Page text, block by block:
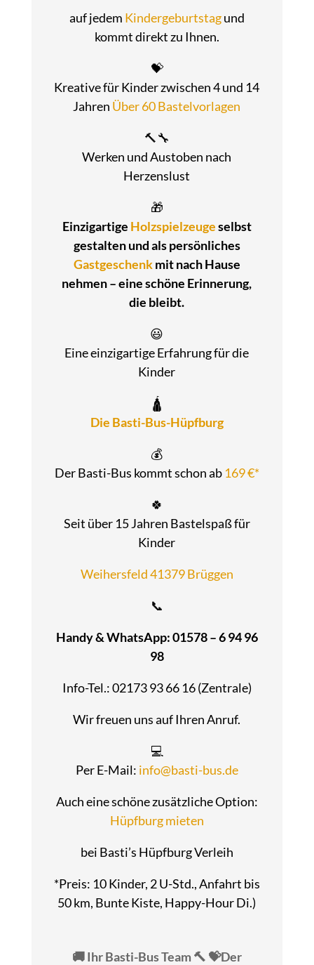
auf jedem Kindergeburtstagund
kommt direkt zu Ihnen.
💝
Kreative für Kinder zwischen 4 und 14
Jahren Über 60 Bastelvorlagen
🔨🔧
Werken und Austoben nach
Herzenslust
🎁
Einzigartige Holzspielzeugeselbst
gestalten und als persönliches
Gastgeschenkmit nach Hause
nehmen – eine schöne Erinnerung,
die bleibt.
😃
Eine einzigartige Erfahrung für die
Kinder
🛕
Die Basti-Bus-Hüpfburg
💰
Der Basti-Bus kommt schon ab 169 €*
🍀
Seit über 15 Jahren Bastelspaß für
Kinder
Weihersfeld 41379 Brüggen
📞
Handy & WhatsApp: 01578 – 6 94 96
98
Info-Tel.: 02173 93 66 16 (Zentrale)
Wir freuen uns auf Ihren Anruf.
💻
Per E-Mail: info@basti-bus.de
Auch eine schöne zusätzliche Option:
Hüpfburg mieten
bei Basti’s Hüpfburg Verleih
*Preis: 10 Kinder, 2 U-Std., Anfahrt bis
50 km, Bunte Kiste, Happy-Hour Di.)
🚚 Ihr Basti-Bus Team 🔨 💝Der